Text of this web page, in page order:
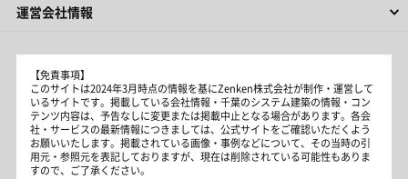
運営会社情報
【免責事項】
このサイトは2024年3月時点の情報を基にZenken株式会社が制作・運営して
いるサイトです。掲載している会社情報・千葉のシステム建築の情報・コン
テンツ内容は、予告なしに変更または掲載中止となる場合があります。各会
社・サービスの最新情報につきましては、公式サイトをご確認いただくよう
お願いいたします。掲載されている画像・事例などについて、その当時の引
用元・参照元を表記しておりますが、現在は削除されている可能性もありま
すので、ご了承ください。